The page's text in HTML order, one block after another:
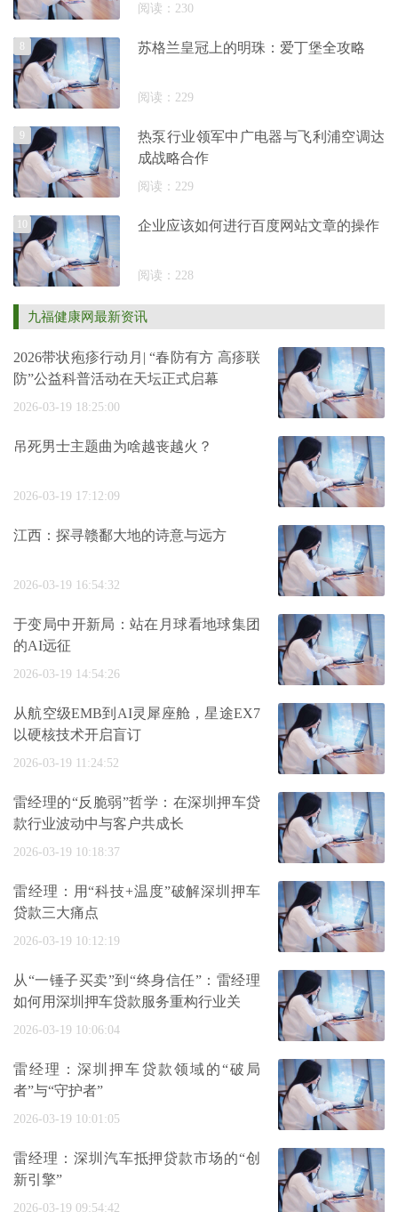
阅读：230
苏格兰皇冠上的明珠：爱丁堡全攻略
阅读：229
热泵行业领军中广电器与飞利浦空调达
成战略合作
阅读：229
9
企业应该如何进行百度网站文章的操作
阅读：228
九福健康网最新资讯
2026带状疱疹行动月| “春防有方 高疹联
防”公益科普活动在天坛正式启幕
2026-03-19 18:25:00
吊死男士主题曲为啥越丧越火？
2026-03-19 17:12:09
江西：探寻赣鄱大地的诗意与远方
2026-03-19 16:54:32
于变局中开新局：站在月球看地球集团
的AI远征
2026-03-19 14:54:26
从航空级EMB到AI灵犀座舱，星途EX7
以硬核技术开启盲订
2026-03-19 11:24:52
雷经理的“反脆弱”哲学：在深圳押车贷
款行业波动中与客户共成长
2026-03-19 10:18:37
雷经理：用“科技+温度”破解深圳押车
贷款三大痛点
2026-03-19 10:12:19
从“一锤子买卖”到“终身信任”：雷经理
如何用深圳押车贷款服务重构行业关
2026-03-19 10:06:04
雷经理：深圳押车贷款领域的“破局
者”与“守护者”
2026-03-19 10:01:05
雷经理：深圳汽车抵押贷款市场的“创
新引擎”
2026-03-19 09:54:42